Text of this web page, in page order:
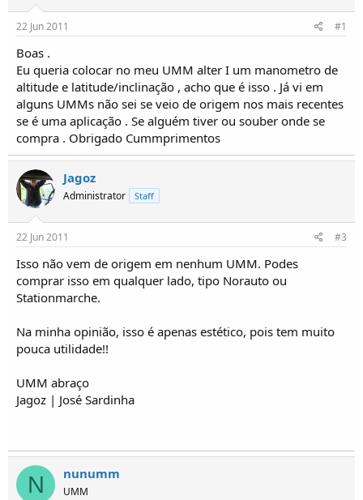
d
o
r
e
T
ó
p
i
c
o
s
i
o
22 Jun 2011 #1
Boas .
Eu queria colocar no meu UMM alter I um manometro de
altitude e latitude/inclinação , acho que é isso . Já vi em
alguns UMMs não sei se veio de origem nos mais recentes
se é uma aplicação . Se alguém tiver ou souber onde se
compra . Obrigado Cummprimentos
Jagoz
Administrator Staff
22 Jun 2011 #3
Isso não vem de origem em nenhum UMM. Podes
comprar isso em qualquer lado, tipo Norauto ou
Stationmarche.
Na minha opinião, isso é apenas estético, pois tem muito
pouca utilidade!!
UMM abraço
Jagoz | José Sardinha
N nunumm
UMM